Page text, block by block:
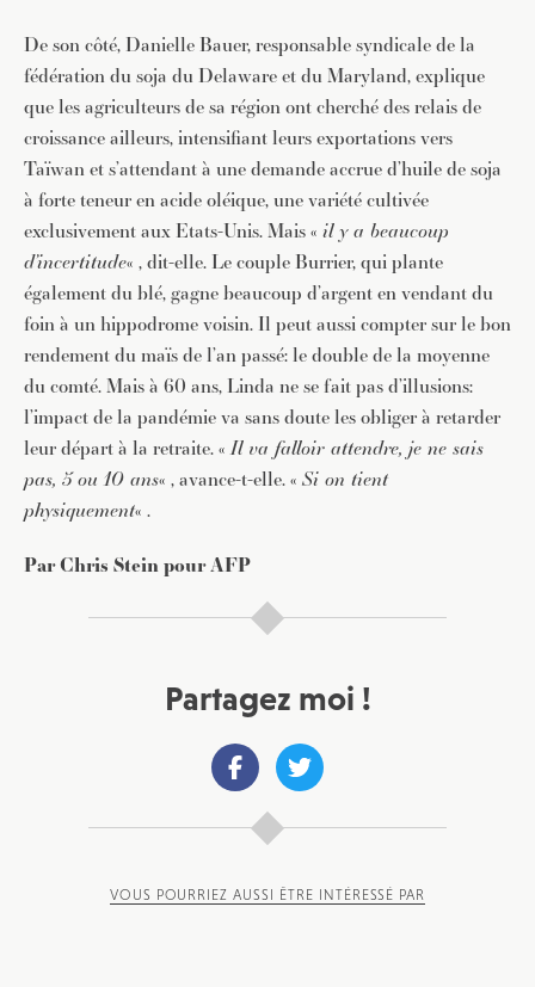
De son côté, Danielle Bauer, responsable syndicale de la
fédération du soja du Delaware et du Maryland, explique
que les agriculteurs de sa région ont cherché des relais de
croissance ailleurs, intensifiant leurs exportations vers
Taïwan et s’attendant à une demande accrue d’huile de soja
à forte teneur en acide oléique, une variété cultivée
exclusivement aux Etats-Unis. Mais « il y a beaucoup
d’incertitude« , dit-elle. Le couple Burrier, qui plante
également du blé, gagne beaucoup d’argent en vendant du
foin à un hippodrome voisin. Il peut aussi compter sur le bon
rendement du maïs de l’an passé: le double de la moyenne
du comté. Mais à 60 ans, Linda ne se fait pas d’illusions:
l’impact de la pandémie va sans doute les obliger à retarder
leur départ à la retraite. «Il va falloir attendre, je ne sais
pas, 5 ou 10 ans« , avance-t-elle. « Si on tient
physiquement« .
Par Chris Stein pour AFP
Partagez moi !
VOUS POURRIEZ AUSSI ÊTRE INTÉRESSÉ PAR
JE M'INSCRIS À LA NEWSLETTER
Pour recevoir toutes les deux semaines notre lettre
d’info avec une sélection d’articles …